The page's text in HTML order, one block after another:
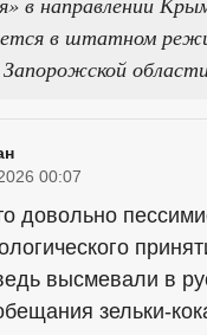
в штатном
00:07
довольно
высмевали в
зельки-